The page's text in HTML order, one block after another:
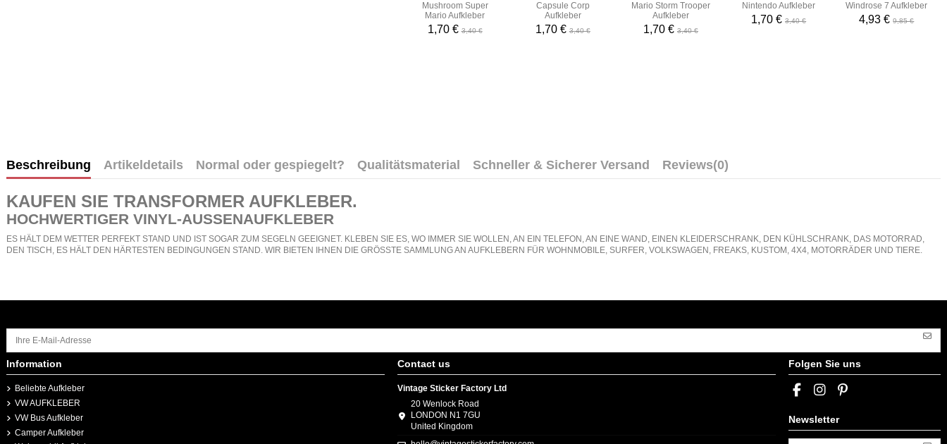
Mushroom Super
Mario Aufkleber
1,70 €3,40 €
Capsule Corp
Aufkleber
1,70 €3,40 €
Mario Storm Trooper
Aufkleber
1,70 € 3,40 €
Nintendo Aufkleber
1,70 €3,40 €
Windrose 7 Aufkleber
4,93 €9,85 €
Beschreibung Artikeldetails Normal oder gespiegelt? Qualitätsmaterial Schneller & Sicherer Versand Reviews(0)
KAUFEN SIE TRANSFORMER AUFKLEBER.
HOCHWERTIGER VINYL-AUSSENAUFKLEBER
ES HÄLT DEM WETTER PERFEKT STAND UND IST SOGAR ZUM SEGELN GEEIGNET. KLEBEN SIE ES, WO IMMER SIE WOLLEN, AN EIN TELEFON, AN EINE WAND, EINEN KLEIDERSCHRANK, DEN KÜHLSCHRANK, DAS MOTORRAD,
DEN TISCH, ES HÄLT DEN HÄRTESTEN BEDINGUNGEN STAND. WIR BIETEN IHNEN DIE GRÖSSTE SAMMLUNG AN AUFKLEBERN FÜR WOHNMOBILE, SURFER, VOLKSWAGEN, FREAKS, KUSTOM, 4X4, MOTORRÄDER UND TIERE.
Information
Beliebte Aufkleber
VW AUFKLEBER
VW Bus Aufkleber
Camper Aufkleber
Contact us
Vintage Sticker Factory Ltd
20 Wenlock Road
LONDON N1 7GU
United Kingdom
Folgen Sie uns
Newsletter